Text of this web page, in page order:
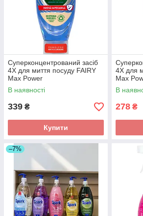
Суперконцентрований засіб
4X для миття посуду FAIRY
Max Power
Антибактеріальний 730 мл
В наявності
339 ₴
Купити
4X для
Max
В
278 ₴
–7%